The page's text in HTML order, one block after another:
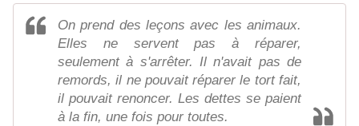
On prend des leçons avec les animaux.
Elles ne servent pas à réparer,
seulement à s'arrêter. Il n'avait pas de
remords, il ne pouvait réparer le tort fait,
il pouvait renoncer. Les dettes se paient
à la fin, une fois pour toutes.